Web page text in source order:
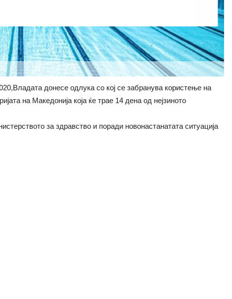
донесе одлука со кој се забранува користење на
на Македонија која ќе трае 14 дена од нејзиното
за здравство и поради новонастанатата ситуација